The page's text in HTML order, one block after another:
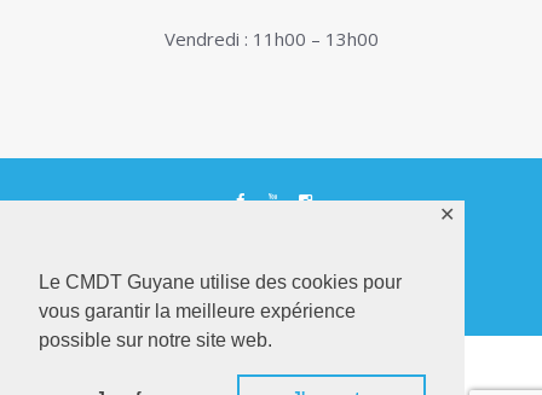
Le CMDT Guyane utilise des cookies pour
vous garantir la meilleure expérience
possible sur notre site web.
✕
Vendredi : 11h00 – 13h00
Théâtre de Guyane . Tous droits réservés - Site
Internet réalisé par